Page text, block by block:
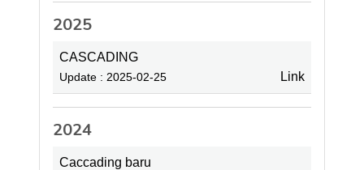
2025
CASCADING
Update : 2025-02-25 Link
2024
Caccading baru